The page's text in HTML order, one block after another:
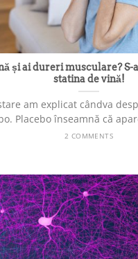
și ai dureri musculare? S-
statina de vină!
am explicat cândva
Placebo înseamnă că
2 COMMENTS